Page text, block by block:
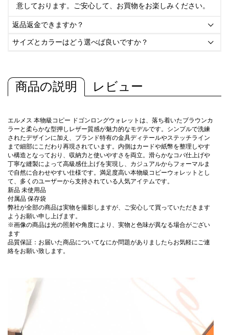
意しております。ご安心して、お買物をお楽しみください。
返品返金できますか？ 
サイズとカラーはどう選べば良いですか？ 
商品の説明 レビュー
エルメス 本物級コピー ドゴンロングウォレットは、落ち着いたブラウンカ
ラーと柔らかな型押しレザー質感が魅力的なモデルです。シンプルで洗練
されたデザインに加え、ブランド特有の金具ディテールやステッチライン
まで細部にこだわり再現されています。内側はカードや紙幣を整理しやす
い構造となっており、収納力と使いやすさを両立。滑らかなコバ仕上げや
丁寧な縫製によって高級感仕上げを実現し、カジュアルからフォーマルま
で自然に合わせやすい仕様です。満足度高い本物級コピーウォレットとし
て、多くのユーザーから支持されている人気アイテムです。
新品 未使用品
付属品 保存袋
弊社が全部の商品は実物を撮影しますが、ご安心して買っていただきます
ようお願い申し上げます。
※画像の商品は光の照射や角度により、実物と色味が異なる場合がござい
ます
品質保証：お届いた商品についてなにか問題がありましたらお気軽にご連
絡をお願い致します。